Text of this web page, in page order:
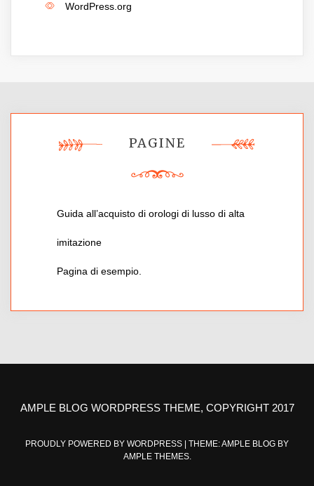
WordPress.org
PAGINE
Guida all’acquisto di orologi di lusso di alta
imitazione
Pagina di esempio.
AMPLE BLOG WORDPRESS THEME, COPYRIGHT 2017
PROUDLY POWERED BY WORDPRESS
THEME: AMPLE BLOG BY
AMPLE THEMES.